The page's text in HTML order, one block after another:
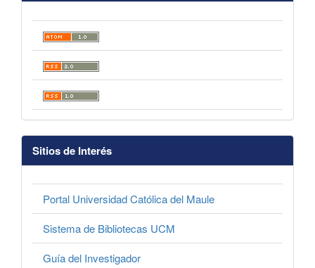
Sitios de Interés
Portal Universidad Católica del Maule
Sistema de Bibliotecas UCM
Guía del Investigador